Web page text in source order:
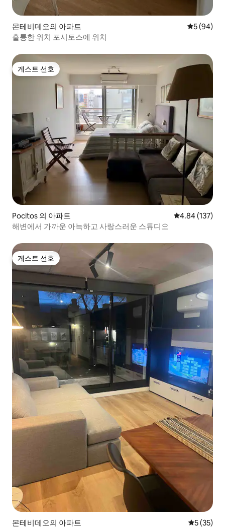
몬테비데오의 아파트 평점 5점(5
5 (94)
훌륭한 위치 포시토스에 위치
게스트 선호
게스트 선호
Pocitos 의 아파트 평점 4.84점(5
4.84 (137)
해변에서 가까운 아늑하고 사랑스러운 스튜디오
게스트 선호
게스트 선호
몬테비데오의 아파트 평점 5점
5 (35)